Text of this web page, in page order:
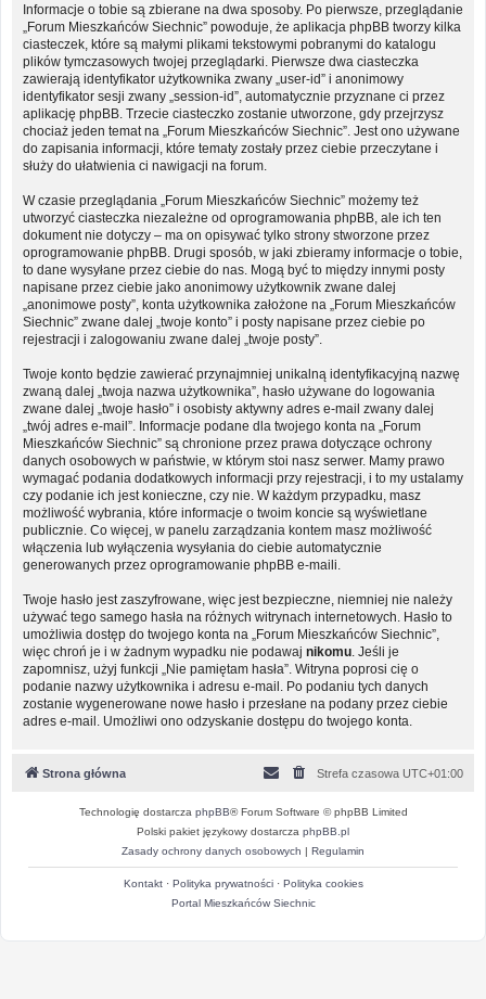
Informacje o tobie są zbierane na dwa sposoby. Po pierwsze, przeglądanie
„Forum Mieszkańców Siechnic” powoduje, że aplikacja phpBB tworzy kilka
ciasteczek, które są małymi plikami tekstowymi pobranymi do katalogu
plików tymczasowych twojej przeglądarki. Pierwsze dwa ciasteczka
zawierają identyfikator użytkownika zwany „user-id” i anonimowy
identyfikator sesji zwany „session-id”, automatycznie przyznane ci przez
aplikację phpBB. Trzecie ciasteczko zostanie utworzone, gdy przejrzysz
chociaż jeden temat na „Forum Mieszkańców Siechnic”. Jest ono używane
do zapisania informacji, które tematy zostały przez ciebie przeczytane i
służy do ułatwienia ci nawigacji na forum.
W czasie przeglądania „Forum Mieszkańców Siechnic” możemy też
utworzyć ciasteczka niezależne od oprogramowania phpBB, ale ich ten
dokument nie dotyczy – ma on opisywać tylko strony stworzone przez
oprogramowanie phpBB. Drugi sposób, w jaki zbieramy informacje o tobie,
to dane wysyłane przez ciebie do nas. Mogą być to między innymi posty
napisane przez ciebie jako anonimowy użytkownik zwane dalej
„anonimowe posty”, konta użytkownika założone na „Forum Mieszkańców
Siechnic” zwane dalej „twoje konto” i posty napisane przez ciebie po
rejestracji i zalogowaniu zwane dalej „twoje posty”.
Twoje konto będzie zawierać przynajmniej unikalną identyfikacyjną nazwę
zwaną dalej „twoja nazwa użytkownika”, hasło używane do logowania
zwane dalej „twoje hasło” i osobisty aktywny adres e-mail zwany dalej
„twój adres e-mail”. Informacje podane dla twojego konta na „Forum
Mieszkańców Siechnic” są chronione przez prawa dotyczące ochrony
danych osobowych w państwie, w którym stoi nasz serwer. Mamy prawo
wymagać podania dodatkowych informacji przy rejestracji, i to my ustalamy
czy podanie ich jest konieczne, czy nie. W każdym przypadku, masz
możliwość wybrania, które informacje o twoim koncie są wyświetlane
publicznie. Co więcej, w panelu zarządzania kontem masz możliwość
włączenia lub wyłączenia wysyłania do ciebie automatycznie
generowanych przez oprogramowanie phpBB e-maili.
Twoje hasło jest zaszyfrowane, więc jest bezpieczne, niemniej nie należy
używać tego samego hasła na różnych witrynach internetowych. Hasło to
umożliwia dostęp do twojego konta na „Forum Mieszkańców Siechnic”,
więc chroń je i w żadnym wypadku nie podawaj nikomu . Jeśli je
zapomnisz, użyj funkcji „Nie pamiętam hasła”. Witryna poprosi cię o
podanie nazwy użytkownika i adresu e-mail. Po podaniu tych danych
zostanie wygenerowane nowe hasło i przesłane na podany przez ciebie
adres e-mail. Umożliwi ono odzyskanie dostępu do twojego konta.
Strona główna Strefa czasowa UTC+01:00
Technologię dostarcza phpBB® Forum Software © phpBB Limited
Polski pakiet językowy dostarcza phpBB.pl
Zasady ochrony danych osobowych | Regulamin
Kontakt· Polityka prywatności· Polityka cookies
Portal Mieszkańców Siechnic